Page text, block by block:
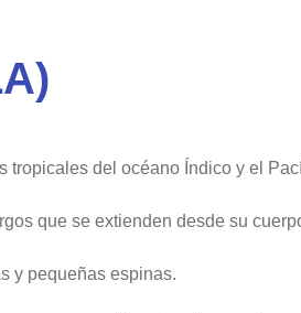
tropicales del océano Índico y el
que se extienden desde su
y pequeñas espinas.